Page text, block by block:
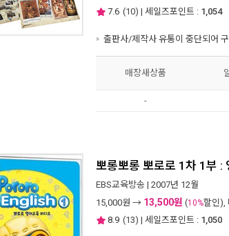
7.6 (10) | 세일즈포인트 : 1,054
출판사/제작사 유통이 중단되어
매장새상품
-
뽀롱뽀롱 뽀로로 1차 1부 :
EBS교육방송 | 2007년 12월
15,000원 → 13,500원 (10%할인),
8.9 (13) | 세일즈포인트 : 1,050